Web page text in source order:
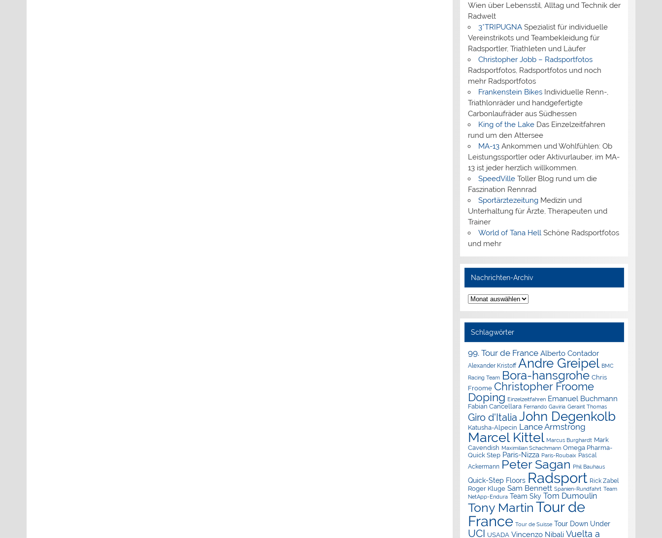
Wien über Lebensstil, Alltag und Technik der
Radwelt
3*TRIPUGNASpezialist für individuelle
Vereinstrikots und Teambekleidung für
Radsportler, Triathleten und Läufer
Christopher Jobb – Radsportfotos
Radsportfotos, Radsportfotos und noch
mehr Radsportfotos
Frankenstein BikesIndividuelle Renn-,
Triathlonräder und handgefertigte
Carbonlaufräder aus Südhessen
King of the LakeDas Einzelzeitfahren
rund um den Attersee
MA-13Ankommen und Wohlfühlen: Ob
Leistungssportler oder Aktivurlauber, im MA-
13 ist jeder herzlich willkommen.
SpeedVilleToller Blog rund um die
Faszination Rennrad
SportärztezeitungMedizin und
Unterhaltung für Ärzte, Therapeuten und
Trainer
World of Tana Hell Schöne Radsportfotos
und mehr
Nachrichten-Archiv
Nachrichten-
Archiv
Schlagwörter
99. Tour de France Alberto Contador
Alexander Kristoff Andre Greipel BMC
Racing Team Bora-hansgrohe Chris
Froome Christopher Froome
Doping Einzelzeitfahren Emanuel Buchmann
Fabian Cancellara Fernando Gaviria Geraint Thomas
Giro d'Italia John Degenkolb
Katusha-Alpecin Lance Armstrong
Marcel Kittel Marcus Burghardt Mark
Cavendish Maximilian Schachmann Omega Pharma-
Quick Step Paris-Nizza Paris-Roubaix Pascal
Ackermann Peter Sagan Phil Bauhaus
Quick-Step Floors Radsport Rick Zabel
Roger Kluge Sam Bennett Spanien-Rundfahrt Team
NetApp-Endura Team Sky Tom Dumoulin
Tony Martin Tour de
France Tour de Suisse Tour Down Under
UCI USADA Vincenzo Nibali Vuelta a